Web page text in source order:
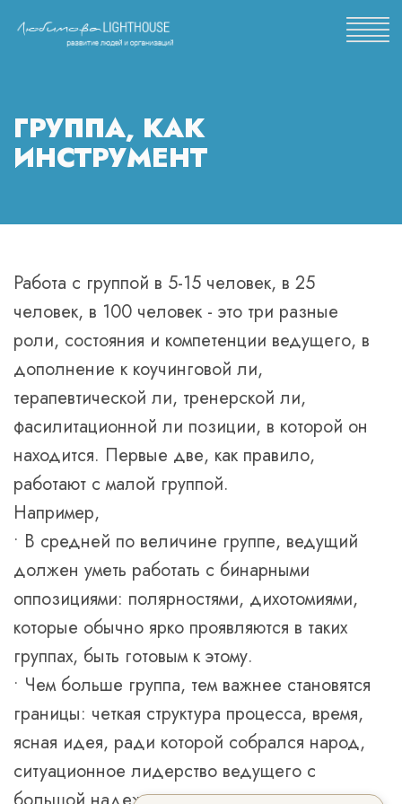
ГРУППА, КАК
ИНСТРУМЕНТ
Работа с группой в 5-15 человек, в 25
человек, в 100 человек - это три разные
роли, состояния и компетенции ведущего, в
дополнение к коучинговой ли,
терапевтической ли, тренерской ли,
фасилитационной ли позиции, в которой он
находится. Первые две, как правило,
работают с малой группой.
Например,
• В средней по величине группе, ведущий
должен уметь работать с бинарными
оппозициями: полярностями, дихотомиями,
которые обычно ярко проявляются в таких
группах, быть готовым к этому.
• Чем больше группа, тем важнее становятся
границы: четкая структура процесса, время,
ясная идея, ради которой собрался народ,
ситуационное лидерство ведущего с